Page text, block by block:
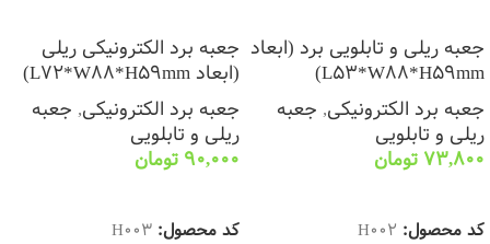
جعبه ریلی و تابلویی برد (ابعاد
L53*W88*H59mm)
جعبه برد الکترونیکی, جعبه
ریلی و تابلویی
73,800 تومان
کد محصول: H002
جعبه برد الکترونیکی ریلی
(ابعاد L72*W88*H59mm)
جعبه برد الکترونیکی, جعبه
ریلی و تابلویی
90,000 تومان
کد محصول: H003